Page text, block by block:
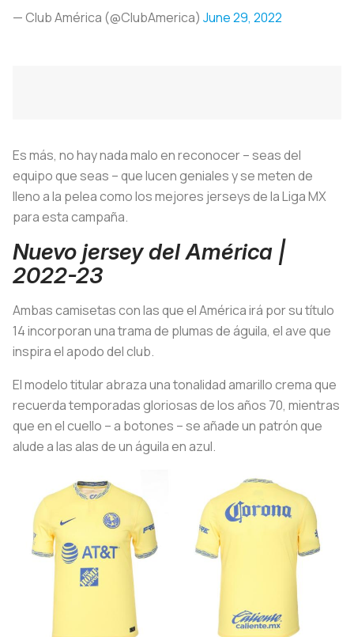
— Club América (@ClubAmerica) June 29, 2022
Es más, no hay nada malo en reconocer – seas del
equipo que seas – que lucen geniales y se meten de
lleno a la pelea como los mejores jerseys de la Liga MX
para esta campaña.
Nuevo jersey del América |
2022-23
Ambas camisetas con las que el América irá por su título
14 incorporan una trama de plumas de águila, el ave que
inspira el apodo del club.
El modelo titular abraza una tonalidad amarillo crema que
recuerda temporadas gloriosas de los años 70, mientras
que en el cuello – a botones – se añade un patrón que
alude a las alas de un águila en azul.